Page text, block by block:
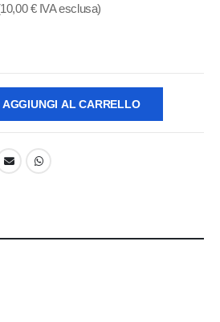
10,00€IVA esclusa)
AGGIUNGI AL CARRELLO